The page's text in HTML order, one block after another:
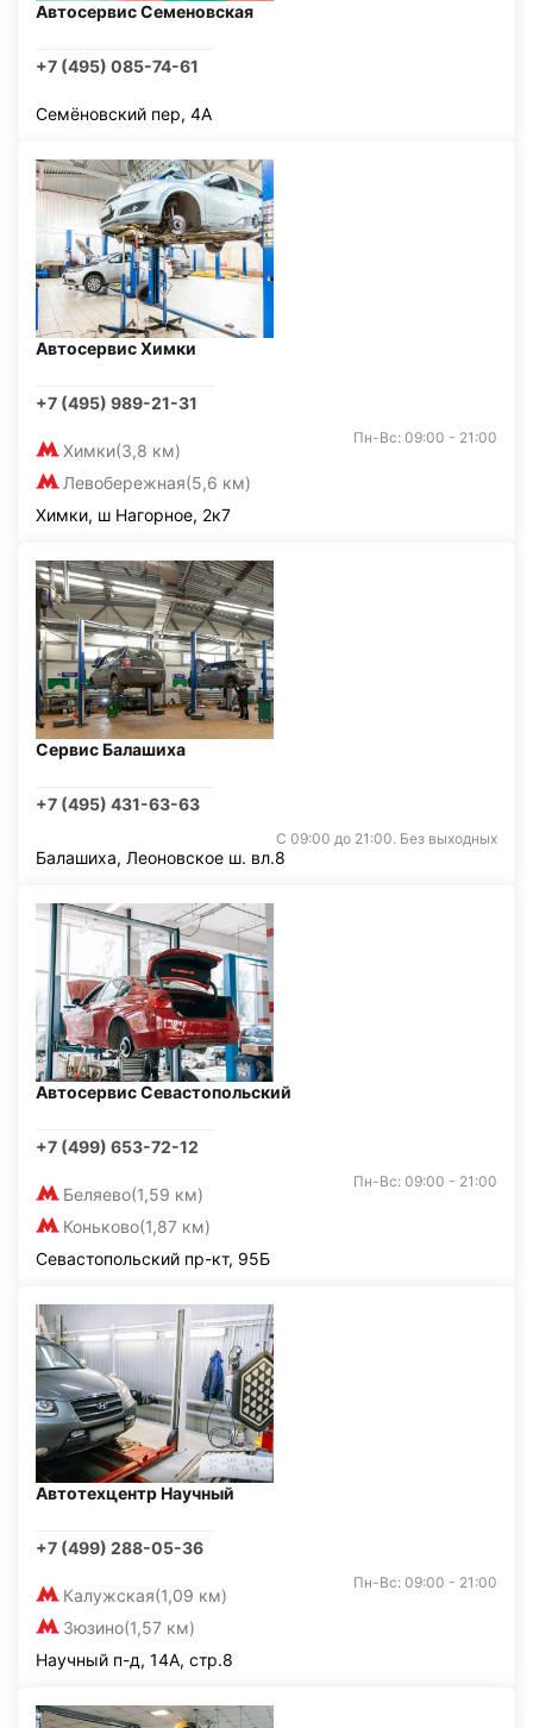
Автосервис Семеновская
+7 (495) 085-74-61
Семёновский пер, 4А
Автосервис Химки
+7 (495) 989-21-31
Химки(3,8 км)
Левобережная(5,6 км)
Пн-Вс: 09:00 - 21:00
Химки, ш Нагорное, 2к7
Сервис Балашиха
+7 (495) 431-63-63
С 09:00 до 21:00. Без выходных
Балашиха, Леоновское ш. вл.8
Автосервис Севастопольский
+7 (499) 653-72-12
Беляево(1,59 км)
Коньково(1,87 км)
Пн-Вс: 09:00 - 21:00
Севастопольский пр-кт, 95Б
Автотехцентр Научный
+7 (499) 288-05-36
Калужская(1,09 км)
Зюзино(1,57 км)
Пн-Вс: 09:00 - 21:00
Научный п-д, 14А, стр.8